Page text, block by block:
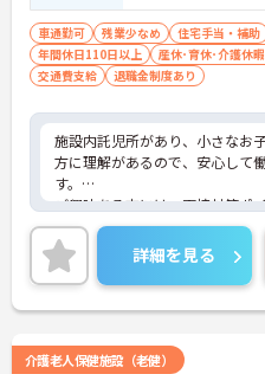
車通勤可 残業少なめ 住宅手当・補助
年間休日110日以上
産休･育休･介護休
交通費支給
退職金制度あり
施設内託児所があり、小さなお
方に理解があるので、安心して
す。
ご興味ある方には、面接対策ポ
詳細をお話しいたしますのでお
い！
詳細を見る
介護老人保健施設（老健）